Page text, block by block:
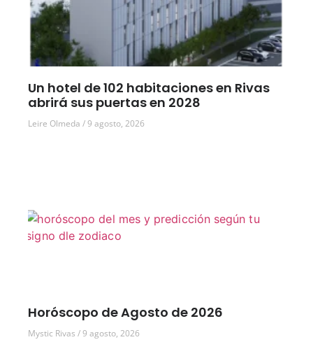
Un hotel de 102 habitaciones en Rivas
abrirá sus puertas en 2028
Leire Olmeda 9 agosto, 2026
Horóscopo de Agosto de 2026
Mystic Rivas 9 agosto, 2026